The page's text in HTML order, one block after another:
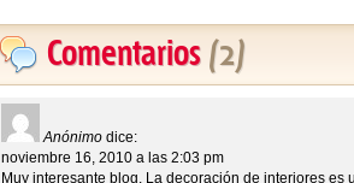
Comentarios (2)
Anónimo dice:
noviembre 16, 2010 a las 2:03 pm
Muy interesante blog. La decoración de interiores